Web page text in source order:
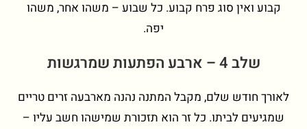
קבוע ואין סוג פרח קבוע. כל שבוע – משהו אחר, משהו
יפה.
שלב 4 – ארבע הפתעות שמרגשות
לאורך חודש שלם, מקבל המתנה נהנה מארבעה זרים טריים
שמגיעים לביתו. כל זר הוא תזכורת שמישהו חשב עליו –